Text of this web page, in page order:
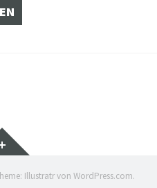
Widgets
Illustratr von WordPress.com.